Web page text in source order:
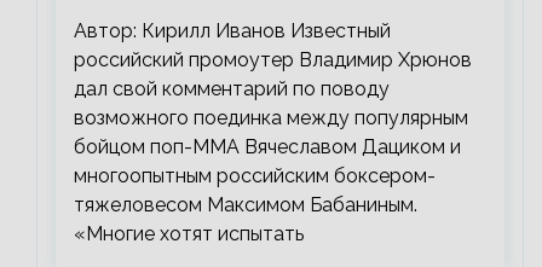
Автор: Кирилл Иванов Известный
российский промоутер Владимир Хрюнов
дал свой комментарий по поводу
возможного поединка между популярным
бойцом поп-ММА Вячеславом Дациком и
многоопытным российским боксером-
тяжеловесом Максимом Бабаниным.
«Многие хотят испытать